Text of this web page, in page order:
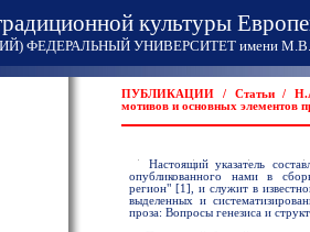
культуры
ФЕДЕРАЛЬНЫЙ УНИВЕРСИТЕТ имени М.В.
ПУБЛИКАЦИИ / Статьи / Н.А.
мотивов и основных элементов
Настоящий указатель
опубликованного нами в
регион" [1], и служит в
выделенных и
проза: Вопросы генезиса и